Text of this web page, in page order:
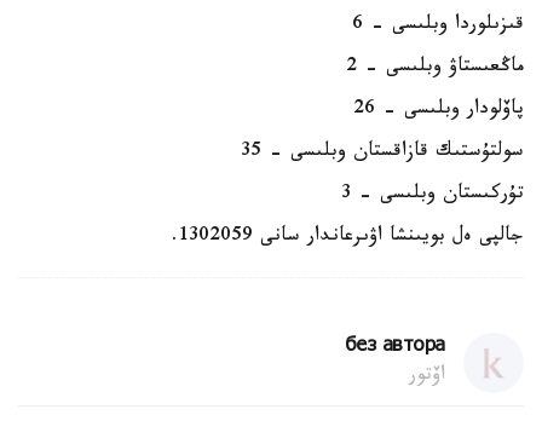
قىزىلوردا وبلىسى - 6
ماڭعىستاۋ وبلىسى - 2
پاۆلودار وبلىسى - 26
سولتۇستىك قازاقستان وبلىسى - 35
تۇركىستان وبلىسى - 3
جالپى ەل بويىنشا اۋىرعاندار سانى 1302059.
без автора
اۆتور